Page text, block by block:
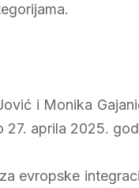
i Monika
27. aprila 2025.
evropske